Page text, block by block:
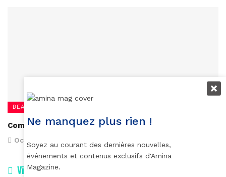
BEAUTÉ
Comment obtenir de beaux sourcils?
October 24, 2017
Vidéos
Ne manquez plus rien !
Soyez au courant des dernières nouvelles,
événements et contenus exclusifs d'Amina
Magazine.